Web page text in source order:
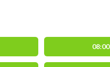
08:00